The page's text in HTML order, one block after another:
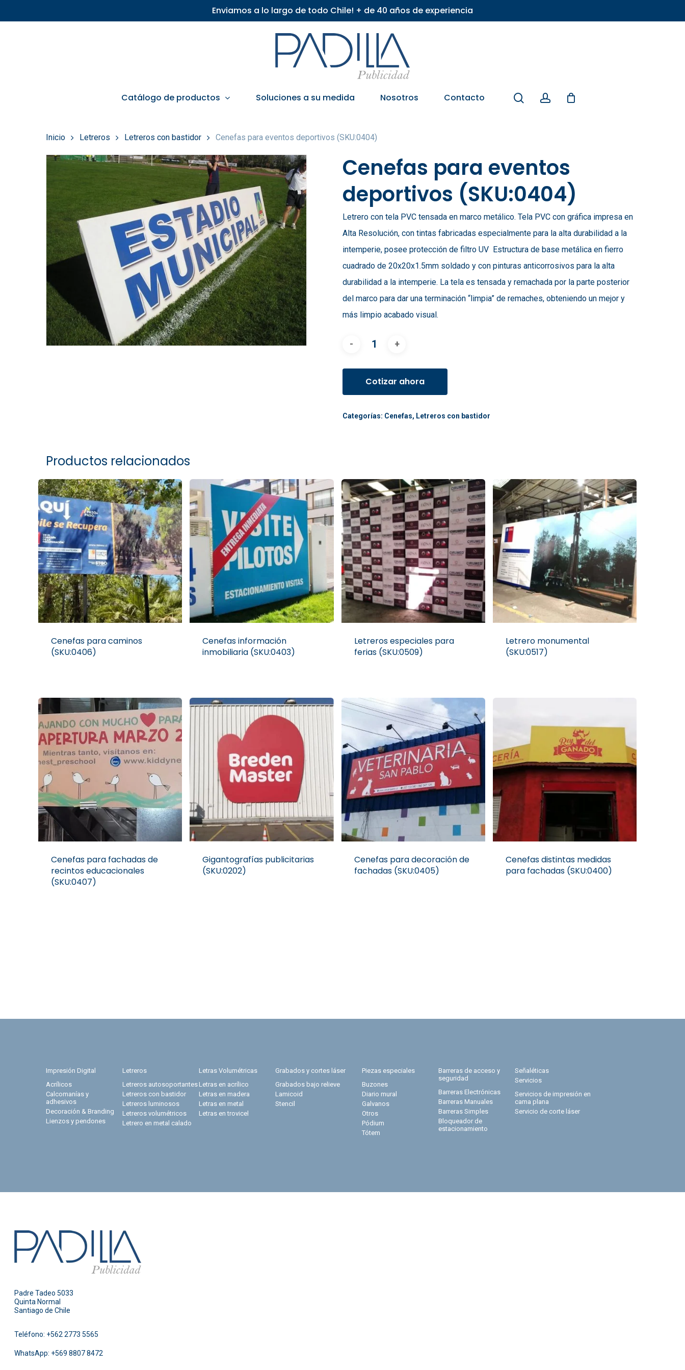
to
Enviamos a lo largo de todo Chile! + de 40 años de experiencia
Catálogo de productos Soluciones a su medida Nosotros Contacto searchaccount
Inicio Letreros Letreros con bastidor Cenefas para eventos deportivos (SKU:0404)
Cenefas para eventos
deportivos (SKU:0404)
Letrero con tela PVC tensada en marco metálico. Tela PVC con gráfica impresa en
Alta Resolución, con tintas fabricadas especialmente para la alta durabilidad a la
intemperie, posee protección de filtro UV Estructura de base metálica en fierro
cuadrado de 20x20x1.5mm soldado y con pinturas anticorrosivos para la alta
durabilidad a la intemperie. La tela es tensada y remachada por la parte posterior
del marco para dar una terminación “limpia” de remaches, obteniendo un mejor y
más limpio acabado visual.
Cotizar ahora
Categorías: Cenefas, Letreros con bastidor
Productos relacionados
Cenefas para caminos
(SKU:0406)
Cenefas información
inmobiliaria (SKU:0403)
Letreros especiales para
ferias (SKU:0509)
Letrero monumental
(SKU:0517)
Cenefas para fachadas de
recintos educacionales
(SKU:0407)
Gigantografías publicitarias
(SKU:0202)
Cenefas para decoración de
fachadas (SKU:0405)
Cenefas distintas medidas
para fachadas (SKU:0400)
Impresión Digital
Acrílicos
Calcomanías y
adhesivos
Decoración & Branding
Lienzos y pendones
Letreros
Letreros autosoportantes
Letreros con bastidor
Letreros luminosos
Letreros volumétricos
Letrero en metal calado
Letras Volumétricas
Letras en acrílico
Letras en madera
Letras en metal
Letras en trovicel
Grabados y cortes láser
Grabados bajo relieve
Lamicoid
Stencil
Piezas especiales
Buzones
Diario mural
Galvanos
Otros
Pódium
Tótem
Barreras de acceso y
seguridad
Barreras Electrónicas
Barreras Manuales
Barreras Simples
Bloqueador de
estacionamiento
Señaléticas
Servicios
Servicios de impresión en
cama plana
Servicio de corte láser
Padre Tadeo 5033
Quinta Normal
Santiago de Chile
Teléfono: +562 2773 5565
WhatsApp: +569 8807 8472